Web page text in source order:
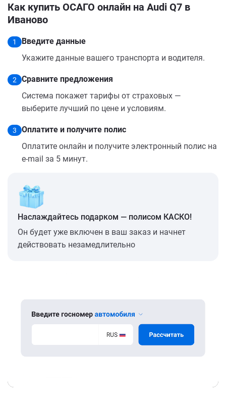
Как купить ОСАГО онлайн на Audi Q7 в
Иваново
1
Введите данные
Укажите данные вашего транспорта и водителя.
2
Сравните предложения
Система покажет тарифы от страховых —
выберите лучший по цене и условиям.
3
Оплатите и получите полис
Оплатите онлайн и получите электронный полис на
e-mail за 5 минут.
Наслаждайтесь подарком — полисом КАСКО!
Он будет уже включен в ваш заказ и начнет
действовать незамедлительно